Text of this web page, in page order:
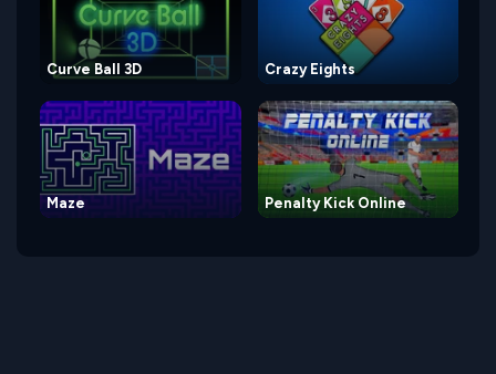
Curve Ball 3D Crazy Eights
Maze Penalty Kick Online